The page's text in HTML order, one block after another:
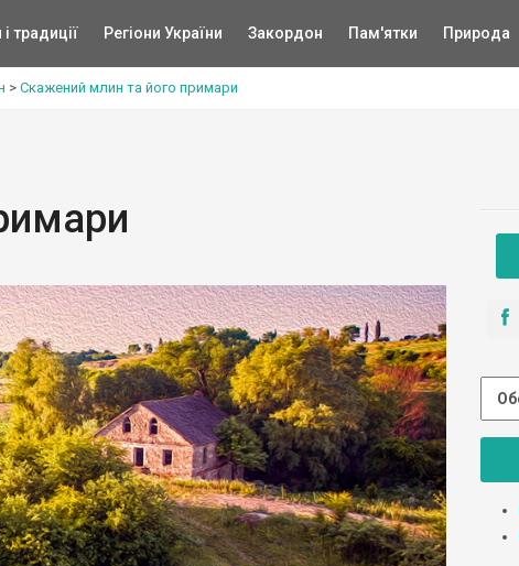
і традиції Регіони України Закордон Пам'ятки Природа
> Скажений млин та його примари